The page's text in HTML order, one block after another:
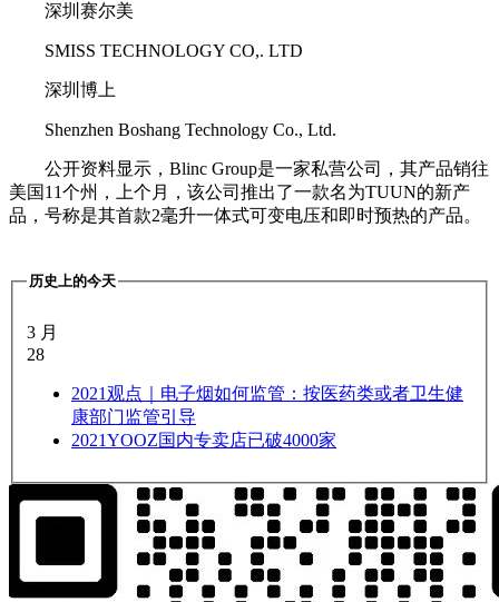
深圳赛尔美
SMISS TECHNOLOGY CO,. LTD
深圳博上
Shenzhen Boshang Technology Co., Ltd.
公开资料显示，Blinc Group是一家私营公司，其产品销往
美国11个州，上个月，该公司推出了一款名为TUUN的新产
品，号称是其首款2毫升一体式可变电压和即时预热的产品。
历史上的今天
3 月
28
2021观点｜电子烟如何监管：按医药类或者卫生健
康部门监管引导
2021YOOZ国内专卖店已破4000家